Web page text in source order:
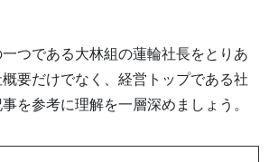
つである大林組の蓮輪社長をとりあ
要だけでなく、経営トップである社
を参考に理解を一層深めましょう。